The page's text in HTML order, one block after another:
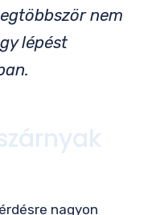
nem
lépést
nagyon